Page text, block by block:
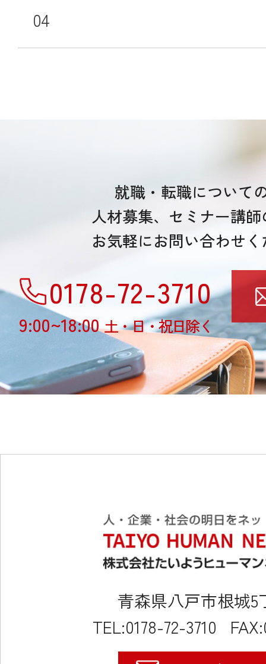
04
就職・転職について
人材募集、セミナー講
お気軽にお問い合わせ
0178-72-3710
9:00~18:00土・日・祝日除く
青森県八戸市根城5
TEL:0178-72-3710